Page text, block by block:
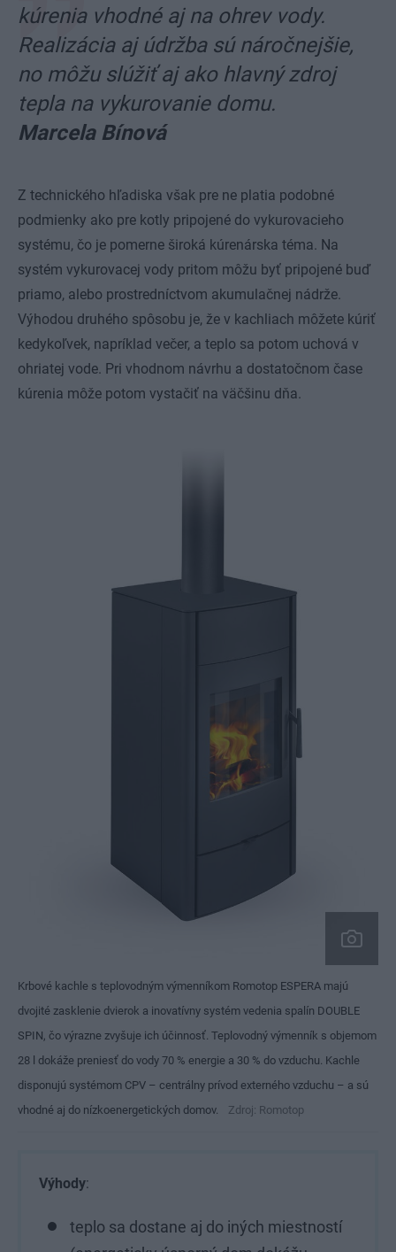
kúrenia vhodné aj na ohrev vody.
Realizácia aj údržba sú náročnejšie,
no môžu slúžiť aj ako hlavný zdroj
tepla na vykurovanie domu.
Marcela Bínová
Z technického hľadiska však pre ne platia podobné
podmienky ako pre kotly pripojené do vykurovacieho
systému, čo je pomerne široká kúrenárska téma. Na
systém vykurovacej vody pritom môžu byť pripojené buď
priamo, alebo prostredníctvom akumulačnej nádrže.
Výhodou druhého spôsobu je, že v kachliach môžete kúriť
kedykoľvek, napríklad večer, a teplo sa potom uchová v
ohriatej vode. Pri vhodnom návrhu a dostatočnom čase
kúrenia môže potom vystačiť na väčšinu dňa.
Krbové kachle s teplovodným výmenníkom Romotop ESPERA majú
dvojité zasklenie dvierok a inovatívny systém vedenia spalín DOUBLE
SPIN, čo výrazne zvyšuje ich účinnosť. Teplovodný výmenník s objemom
28 l dokáže preniesť do vody 70 % energie a 30 % do vzduchu. Kachle
disponujú systémom CPV – centrálny prívod externého vzduchu – a sú
vhodné aj do nízkoenergetických domov.
Zdroj: Romotop
Výhody:
teplo sa dostane aj do iných miestností